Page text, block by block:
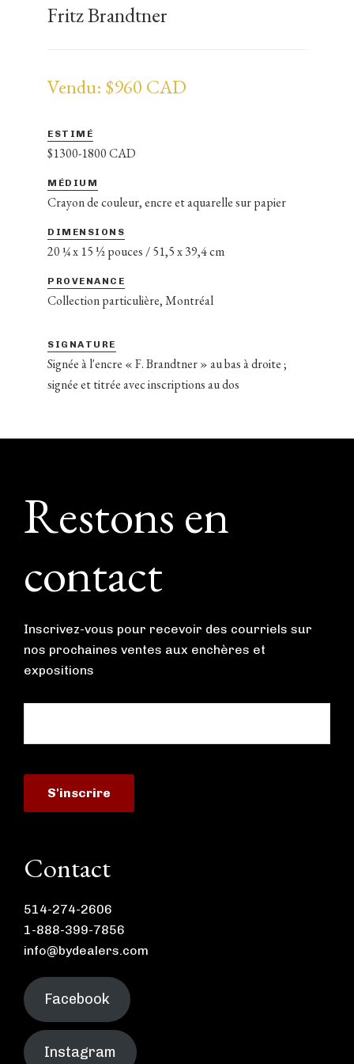
Fritz Brandtner
Vendu: $960 CAD
ESTIMÉ
$1300-1800 CAD
MÉDIUM
Crayon de couleur, encre et aquarelle sur papier
DIMENSIONS
20 ¼ x 15 ½ pouces / 51,5 x 39,4 cm
PROVENANCE
Collection particulière, Montréal
SIGNATURE
Signée à l'encre « F. Brandtner » au bas à droite ;
signée et titrée avec inscriptions au dos
Footer
Restons en
contact
Inscrivez-vous pour recevoir des courriels sur
nos prochaines ventes aux enchères et
expositions
Contact
514-274-2606
1-888-399-7856
info@bydealers.com
Facebook
Instagram